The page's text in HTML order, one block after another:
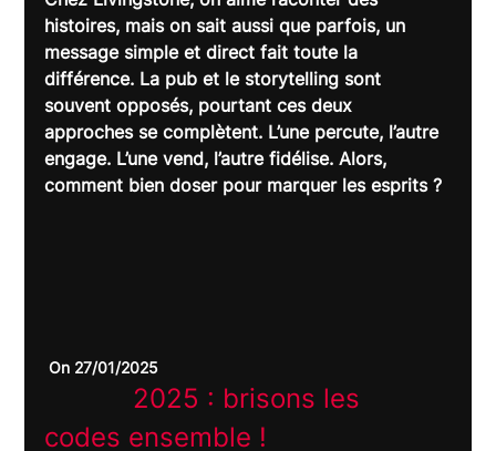
histoires, mais on sait aussi que parfois, un
message simple et direct fait toute la
différence. La pub et le storytelling sont
souvent opposés, pourtant ces deux
approches se complètent. L’une percute, l’autre
engage. L’une vend, l’autre fidélise. Alors,
comment bien doser pour marquer les esprits ?
On 27/01/2025